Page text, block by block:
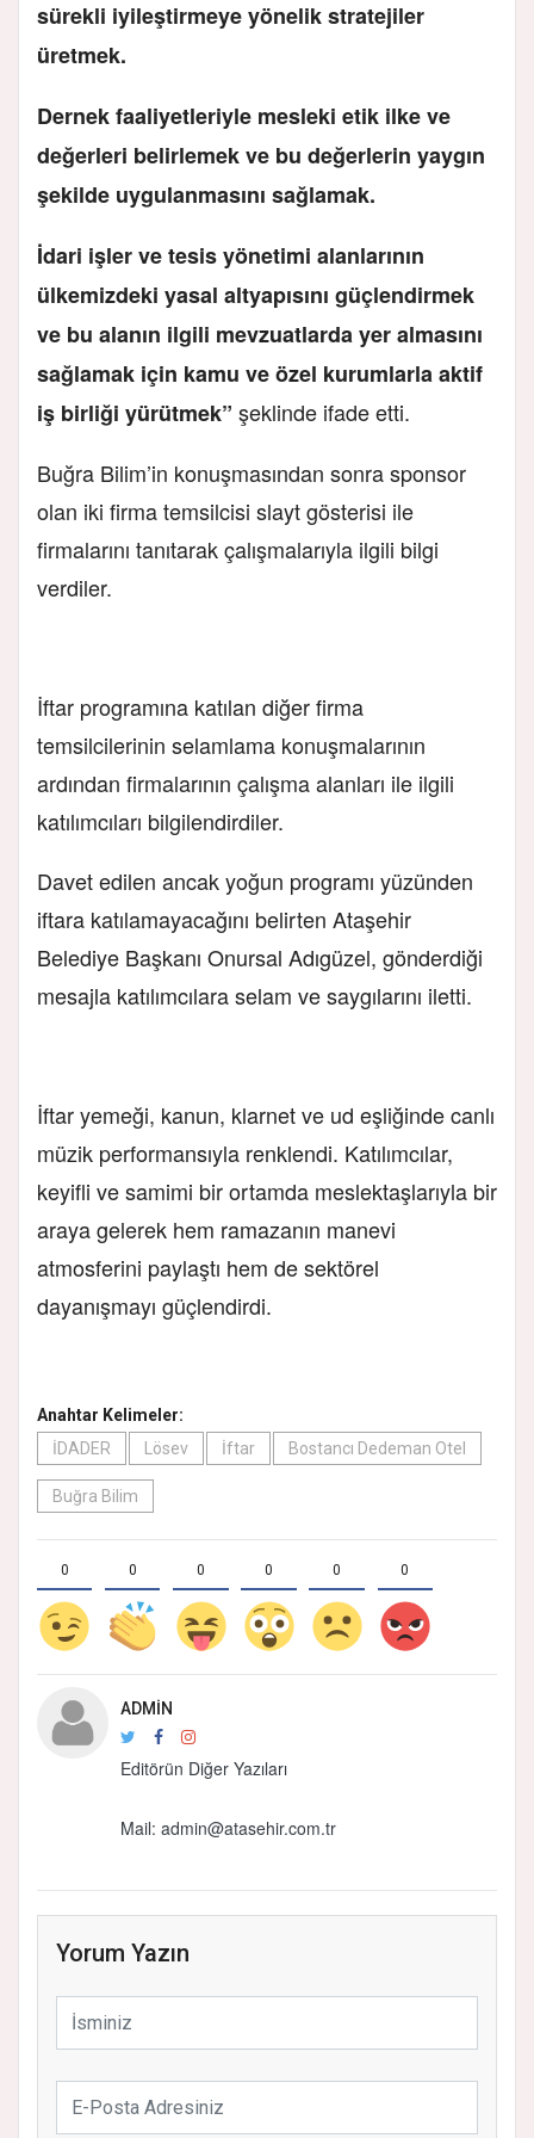
sürekli iyileştirmeye yönelik stratejiler
üretmek.
Dernek faaliyetleriyle mesleki etik ilke ve
değerleri belirlemek ve bu değerlerin yaygın
şekilde uygulanmasını sağlamak.
İdari işler ve tesis yönetimi alanlarının
ülkemizdeki yasal altyapısını güçlendirmek
ve bu alanın ilgili mevzuatlarda yer almasını
sağlamak için kamu ve özel kurumlarla aktif
iş birliği yürütmek” şeklinde ifade etti.
Buğra Bilim’in konuşmasından sonra sponsor
olan iki firma temsilcisi slayt gösterisi ile
firmalarını tanıtarak çalışmalarıyla ilgili bilgi
verdiler.
İftar programına katılan diğer firma
temsilcilerinin selamlama konuşmalarının
ardından firmalarının çalışma alanları ile ilgili
katılımcıları bilgilendirdiler.
Davet edilen ancak yoğun programı yüzünden
iftara katılamayacağını belirten Ataşehir
Belediye Başkanı Onursal Adıgüzel, gönderdiği
mesajla katılımcılara selam ve saygılarını iletti.
İftar yemeği, kanun, klarnet ve ud eşliğinde canlı
müzik performansıyla renklendi. Katılımcılar,
keyifli ve samimi bir ortamda meslektaşlarıyla bir
araya gelerek hem ramazanın manevi
atmosferini paylaştı hem de sektörel
dayanışmayı güçlendirdi.
Anahtar Kelimeler:
İDADER
Lösev İftar Bostancı Dedeman Otel
Buğra Bilim
0 0 0 0 0 0
ADMIN
Editörün Diğer Yazıları
Mail: admin@atasehir.com.tr
Yorum Yazın